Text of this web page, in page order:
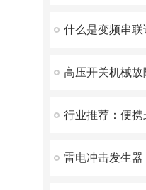
什么是变频串联